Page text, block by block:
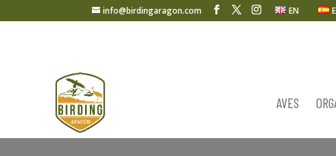
info@birdingaragon.com EN
AVES